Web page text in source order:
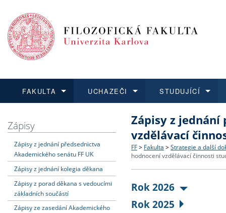
FAKULTA
Dozvědět se více
Struktura a historie
Strategie a další
Absolventi fakulty
UCHAZEČI
Podat přihlášku
Co studovat a jak se
Učitelské studijní
STUDUJÍCÍ
Dozvědět se více
Bakalářské a magisterské
Doktorské studium
Dozvědět se více
O vědě a výzkumu na FF
Akademické kvalifikace
Dozvědět se více
Aktuální nabídky a
Vyjíždějící studenti
Vyjíždějící zaměstnanci
Zápisy
Zápisy z jednání předsednictva
Akademického senátu FF UK
Zápisy z jednání kolegia děkana
Zápisy z porad děkana s vedoucími
základních součástí
Zápisy ze zasedání Akademického
Zápisy z
vzdělávací
FF > Fakulta > Strategie a další
hodnocení vzdělávací činnosti
Rok 2026
Rok 2025